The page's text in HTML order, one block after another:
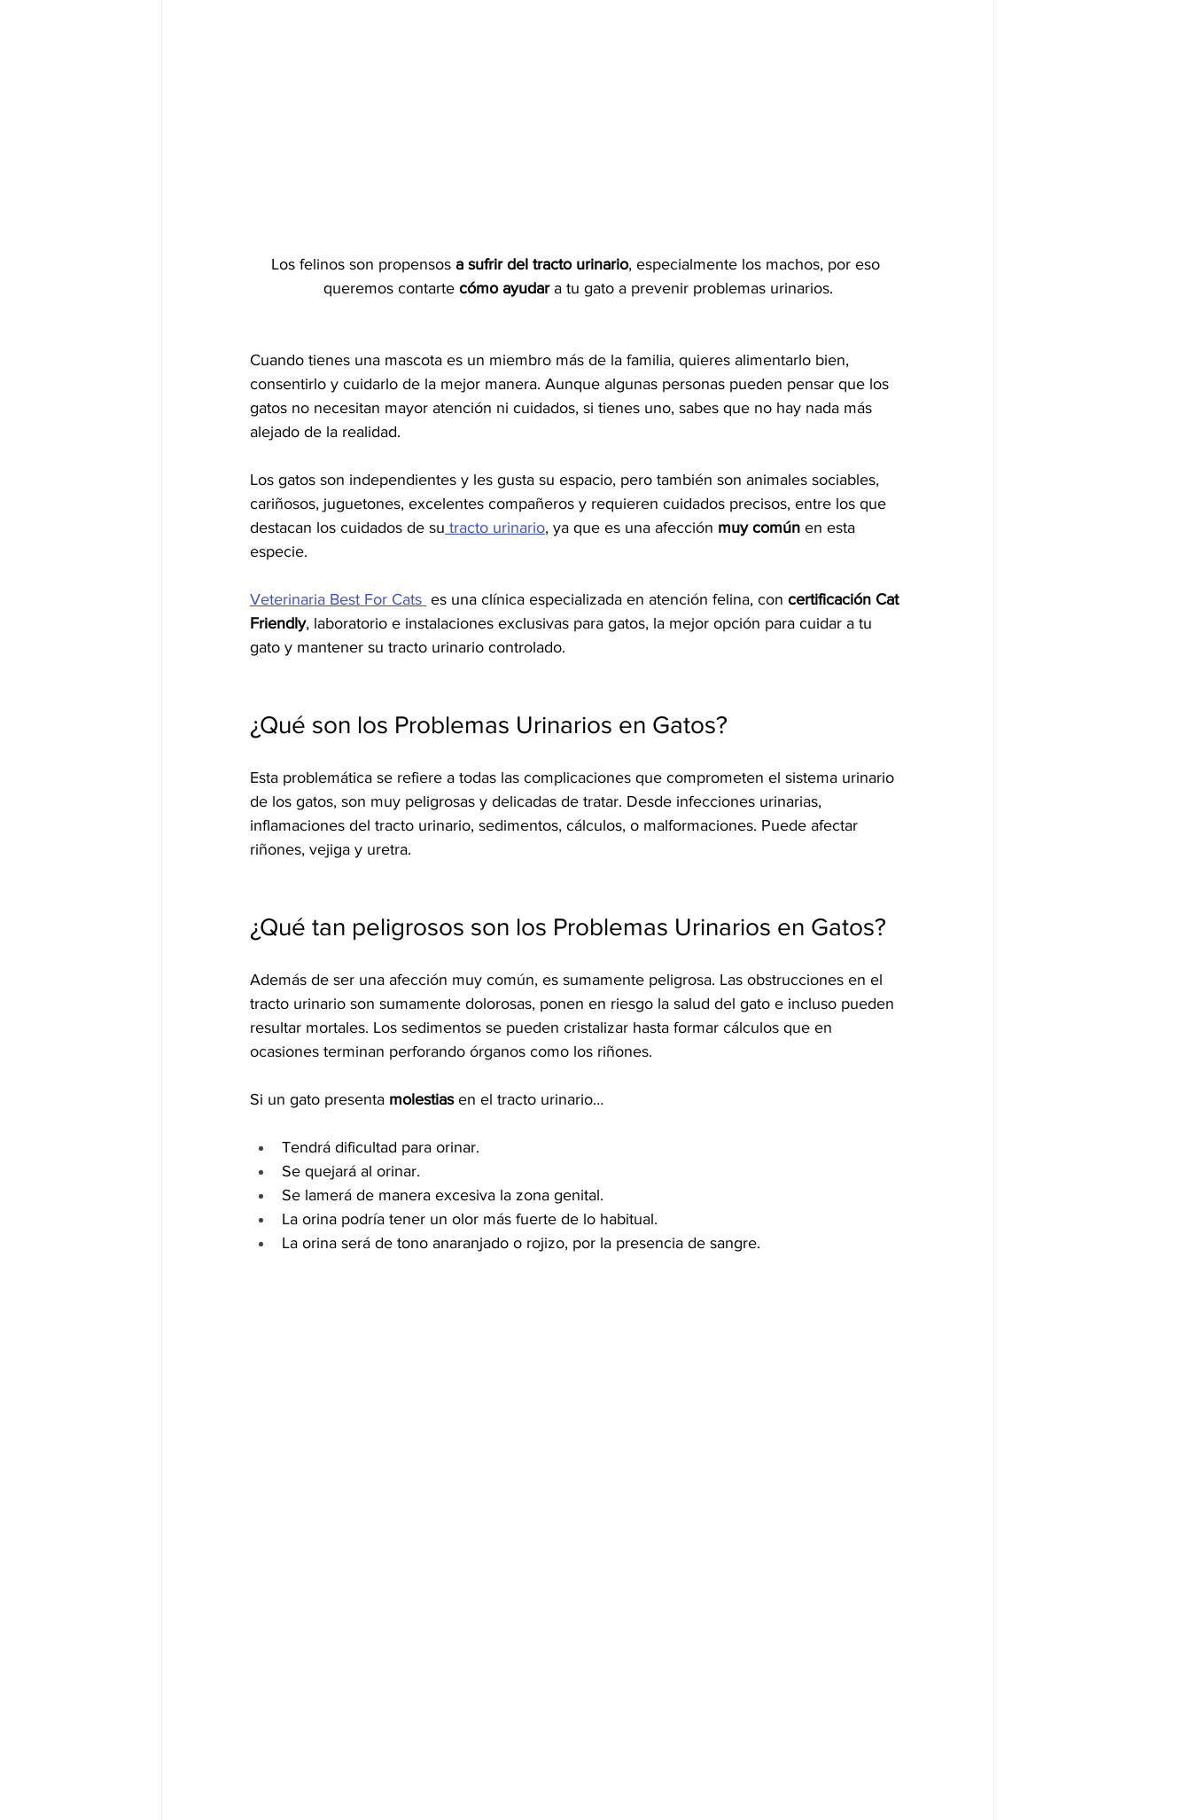
Los felinos son propensos a sufrir del tracto urinario, especialmente los machos, por eso
queremos contarte cómo ayudar a tu gato a prevenir problemas urinarios.
Cuando tienes una mascota es un miembro más de la familia, quieres alimentarlo bien,
consentirlo y cuidarlo de la mejor manera. Aunque algunas personas pueden pensar que los
gatos no necesitan mayor atención ni cuidados, si tienes uno, sabes que no hay nada más
alejado de la realidad.
Los gatos son independientes y les gusta su espacio, pero también son animales sociables,
cariñosos, juguetones, excelentes compañeros y requieren cuidados precisos, entre los que
destacan los cuidados de su tracto urinario, ya que es una afección muy común en esta
especie.
Veterinaria Best For Cats es una clínica especializada en atención felina, con certificación Cat
Friendly, laboratorio e instalaciones exclusivas para gatos, la mejor opción para cuidar a tu
gato y mantener su tracto urinario controlado.
¿Qué son los Problemas Urinarios en Gatos?
Esta problemática se refiere a todas las complicaciones que comprometen el sistema urinario
de los gatos, son muy peligrosas y delicadas de tratar. Desde infecciones urinarias,
inflamaciones del tracto urinario, sedimentos, cálculos, o malformaciones. Puede afectar
riñones, vejiga y uretra.
¿Qué tan peligrosos son los Problemas Urinarios en Gatos?
Además de ser una afección muy común, es sumamente peligrosa. Las obstrucciones en el
tracto urinario son sumamente dolorosas, ponen en riesgo la salud del gato e incluso pueden
resultar mortales. Los sedimentos se pueden cristalizar hasta formar cálculos que en
ocasiones terminan perforando órganos como los riñones.
Si un gato presenta molestias en el tracto urinario…
Tendrá dificultad para orinar.
Se quejará al orinar.
Se lamerá de manera excesiva la zona genital.
La orina podría tener un olor más fuerte de lo habitual.
La orina será de tono anaranjado o rojizo, por la presencia de sangre.